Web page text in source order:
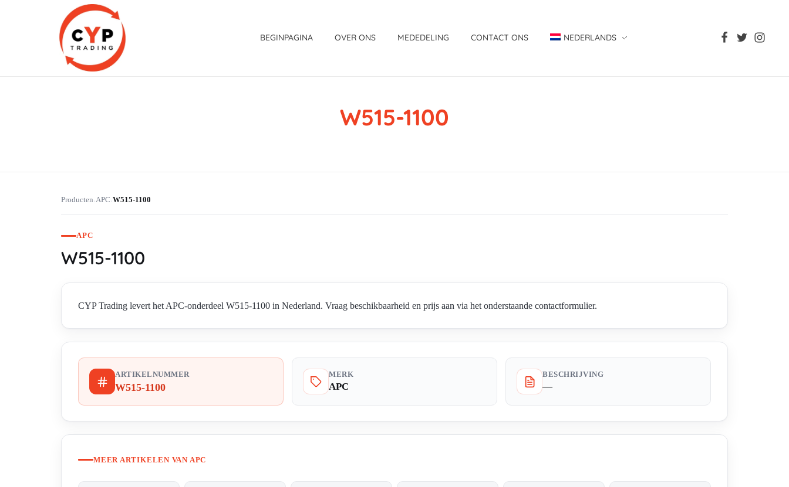
BEGINPAGINA OVER ONS MEDEDELING CONTACT ONS NEDERLANDS
W515-1100
Producten›APC›W515-1100
APC
W515-1100
CYP Trading levert het APC-onderdeel W515-1100 in Nederland. Vraag beschikbaarheid en prijs aan via het onderstaande contactformulier.
ARTIKELNUMMER
W515-1100
MERK
APC
BESCHRIJVING
—
MEER ARTIKELEN VAN APC